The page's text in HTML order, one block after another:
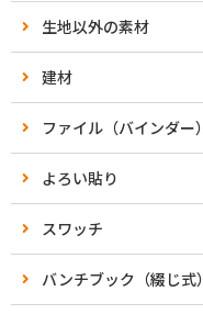
生地以外の素材
建材
ファイル（バインダー）
よろい貼り
スワッチ
バンチブック（綴じ式）